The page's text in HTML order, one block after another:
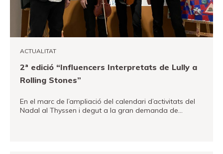
ACTUALITAT
2ª edició “Influencers Interpretats de Lully a
Rolling Stones”
En el marc de l’ampliació del calendari d’activitats del
Nadal al Thyssen i degut a la gran demanda de…